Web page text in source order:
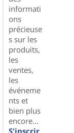
informati
ons
précieuse
s sur les
produits,
les
ventes,
les
événeme
nts et
bien plus
encore...